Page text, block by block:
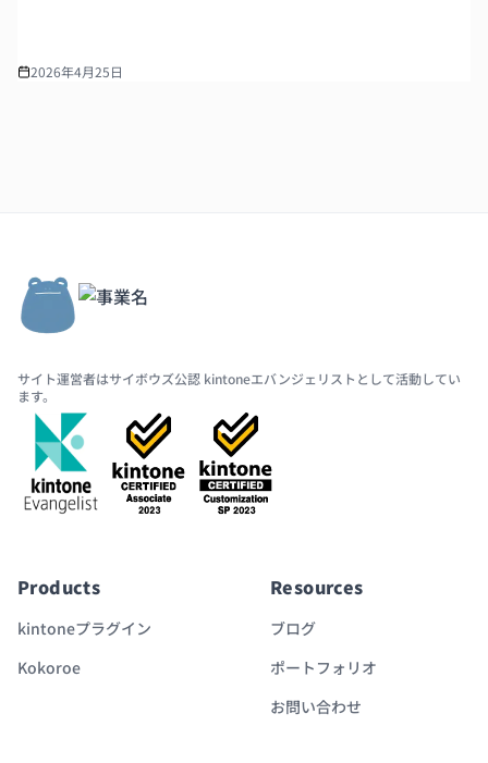
2026年4月25日
サイト運営者はサイボウズ公認 kintoneエバンジェリストとして活動してい
ます。
Products
kintoneプラグイン
Kokoroe
Resources
ブログ
ポートフォリオ
お問い合わせ